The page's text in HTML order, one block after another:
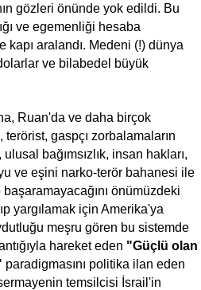
gözleri önünde yok edildi. Bu
ve egemenliği hesaba
kapı aralandı. Medeni (!) dünya
ve bilabedel büyük
Ruan'da ve daha birçok
gaspçı zorbalamaların
bağımsızlık, insan hakları,
ve eşini narko-terör bahanesi ile
önümüzdeki
yargılamak için Amerika'ya
meşru gören bu sistemde
hareket eden "Güçlü olan
paradigmasını politika ilan eden
temsilcisi İsrail'in